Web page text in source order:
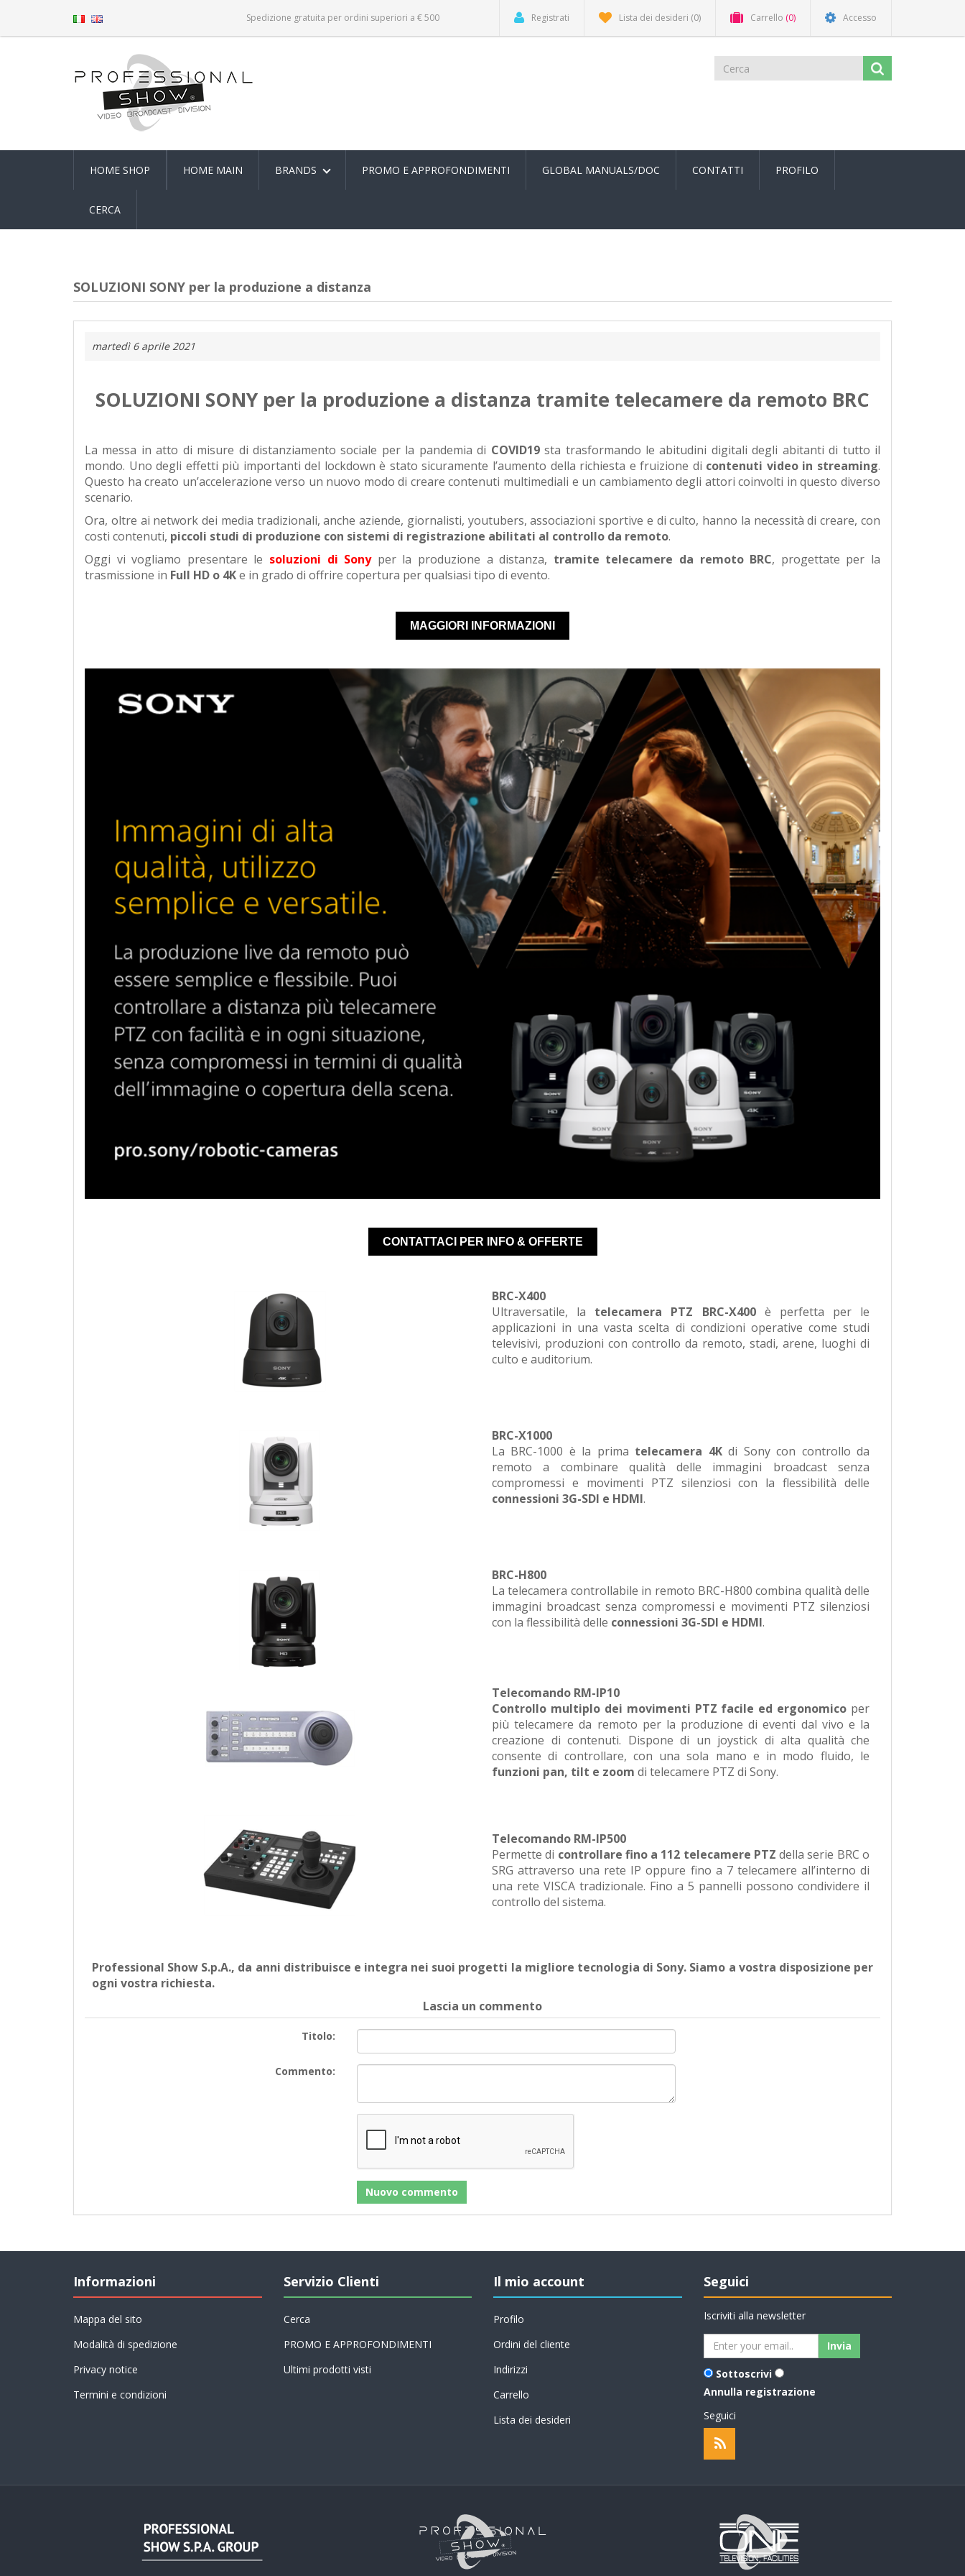
Spedizione gratuita per ordini superiori a € 500 Registrati Lista dei desideri (0) Carrello (0) Accesso
HOME SHOP HOME MAIN BRANDS PROMO E APPROFONDIMENTI GLOBAL MANUALS/DOC CONTATTI PROFILO
CERCA
SOLUZIONI SONY per la produzione a distanza
martedì 6 aprile 2021
SOLUZIONI SONY per la produzione a distanza tramite telecamere da remoto BRC
La messa in atto di misure di distanziamento sociale per la pandemia di COVID19sta trasformando le abitudini digitali degli abitanti di tutto il
mondo. Uno degli effetti più importanti del lockdown è stato sicuramente l’aumento della richiesta e fruizione di contenuti video in streaming.
Questo ha creato un’accelerazione verso un nuovo modo di creare contenuti multimediali e un cambiamento degli attori coinvolti in questo diverso
scenario.
Ora, oltre ai network dei media tradizionali, anche aziende, giornalisti, youtubers, associazioni sportive e di culto, hanno la necessità di creare, con
costi contenuti, piccoli studi di produzione con sistemi di registrazione abilitati al controllo da remoto.
Oggi vi vogliamo presentare le soluzioni di Sonyper la produzione a distanza, tramite telecamere da remoto BRC, progettate per la
trasmissione in Full HD o 4Ke in grado di offrire copertura per qualsiasi tipo di evento.
MAGGIORI INFORMAZIONI
CONTATTACI PER INFO & OFFERTE
BRC-X400
Ultraversatile, la telecamera PTZ BRC-X400è perfetta per le
applicazioni in una vasta scelta di condizioni operative come studi
televisivi, produzioni con controllo da remoto, stadi, arene, luoghi di
culto e auditorium.
BRC-X1000
La BRC-1000 è la prima telecamera 4Kdi Sony con controllo da
remoto a combinare qualità delle immagini broadcast senza
compromessi e movimenti PTZ silenziosi con la flessibilità delle
connessioni 3G-SDI e HDMI.
BRC-H800
La telecamera controllabile in remoto BRC-H800 combina qualità delle
immagini broadcast senza compromessi e movimenti PTZ silenziosi
con la flessibilità delle connessioni 3G-SDI e HDMI.
Telecomando RM-IP10
Controllo multiplo dei movimenti PTZ facile ed ergonomico per
più telecamere da remoto per la produzione di eventi dal vivo e la
creazione di contenuti. Dispone di un joystick di alta qualità che
consente di controllare, con una sola mano e in modo fluido, le
funzioni pan, tilt e zoom di telecamere PTZ di Sony.
Telecomando RM-IP500
Permette di controllare fino a 112 telecamere PTZ della serie BRC o
SRG attraverso una rete IP oppure fino a 7 telecamere all’interno di
una rete VISCA tradizionale. Fino a 5 pannelli possono condividere il
controllo del sistema.
Professional Show S.p.A., da anni distribuisce e integra nei suoi progetti la migliore tecnologia di Sony. Siamo a vostra disposizione per
ogni vostra richiesta.
Lascia un commento
Titolo:
Commento:
Informazioni
Mappa del sito
Modalità di spedizione
Privacy notice
Termini e condizioni
Servizio Clienti
Cerca
PROMO E APPROFONDIMENTI
Ultimi prodotti visti
Il mio account
Profilo
Ordini del cliente
Indirizzi
Carrello
Lista dei desideri
Seguici
Iscriviti alla newsletter
Sottoscrivi
Annulla registrazione
Seguici